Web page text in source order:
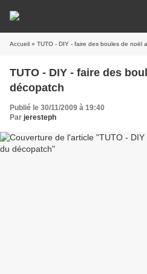
Accueil » TUTO - DIY - faire des boules de noël
TUTO - DIY - faire des
décopatch
Publié le 30/11/2009 à 19:40
Par jeresteph